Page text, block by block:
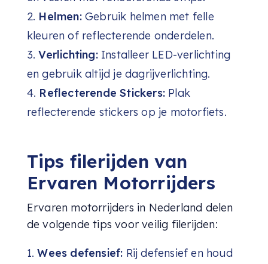
Helmen: Gebruik helmen met felle
kleuren of reflecterende onderdelen.
Verlichting: Installeer LED-verlichting
en gebruik altijd je dagrijverlichting.
Reflecterende Stickers: Plak
reflecterende stickers op je motorfiets.
Tips filerijden van
Ervaren Motorrijders
Ervaren motorrijders in Nederland delen
de volgende tips voor veilig filerijden:
Wees defensief: Rij defensief en houd